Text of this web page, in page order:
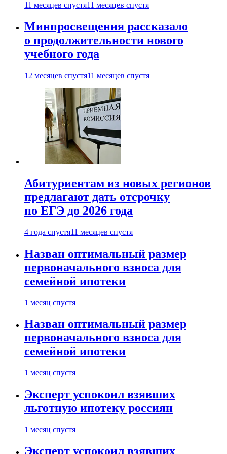
11 месяцев спустя11 месяцев спустя
Минпросвещения рассказало
о продолжительности нового
учебного года
12 месяцев спустя11 месяцев спустя
Абитуриентам из новых регионов
предлагают дать отсрочку
по ЕГЭ до 2026 года
4 года спустя11 месяцев спустя
Назван оптимальный размер
первоначального взноса для
семейной ипотеки
1 месяц спустя
Назван оптимальный размер
первоначального взноса для
семейной ипотеки
1 месяц спустя
Эксперт успокоил взявших
льготную ипотеку россиян
1 месяц спустя
Эксперт успокоил взявших